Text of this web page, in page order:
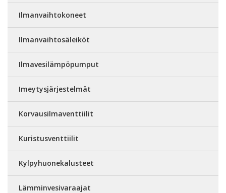
Ilmanvaihtokoneet
Ilmanvaihtosäleiköt
Ilmavesilämpöpumput
Imeytysjärjestelmät
Korvausilmaventtiilit
Kuristusventtiilit
Kylpyhuonekalusteet
Lämminvesivaraajat